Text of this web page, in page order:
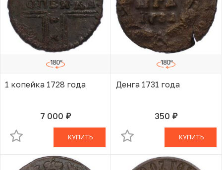
1 копейка 1728 года
7 000 руб.
В КОРЗИНЕ
КУПИТЬ
Денга 1731 года
350 руб.В КОРЗИНЕ
КУПИТЬ